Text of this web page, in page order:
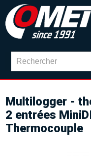
Multilogger -
2 entrées
Thermocouple